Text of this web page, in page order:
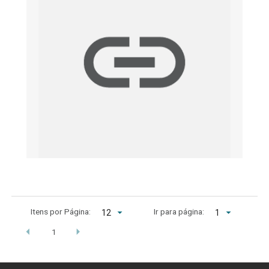
Itens por Página: Ir para página:
1